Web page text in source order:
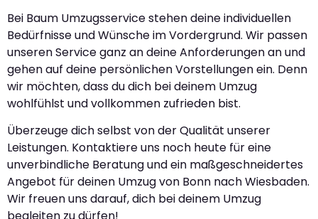
Bei Baum Umzugsservice stehen deine individuellen
Bedürfnisse und Wünsche im Vordergrund. Wir passen
unseren Service ganz an deine Anforderungen an und
gehen auf deine persönlichen Vorstellungen ein. Denn
wir möchten, dass du dich bei deinem Umzug
wohlfühlst und vollkommen zufrieden bist.
Überzeuge dich selbst von der Qualität unserer
Leistungen. Kontaktiere uns noch heute für eine
unverbindliche Beratung und ein maßgeschneidertes
Angebot für deinen Umzug von Bonn nach Wiesbaden.
Wir freuen uns darauf, dich bei deinem Umzug